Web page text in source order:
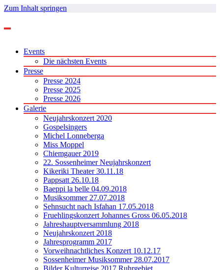
Zum Inhalt springen
Events
Die nächsten Events
Presse
Presse 2024
Presse 2025
Presse 2026
Galerie
Neujahrskonzert 2020
Gospelsingers
Michel Lonneberga
Miss Moppel
Chiemgauer 2019
22. Sossenheimer Neujahrskonzert
Kikeriki Theater 30.11.18
Pappsatt 26.10.18
Baeppi la belle 04.09.2018
Musiksommer 27.07.2018
Sehnsucht nach Isfahan 17.05.2018
Fruehlingskonzert Johannes Gross 06.05.2018
Jahreshauptversammlung 2018
Neujahrskonzert 2018
Jahresprogramm 2017
Vorweihnachtliches Konzert 10.12.17
Sossenheimer Musiksommer 28.07.2017
Bilder Kulturreise 2017 Ruhrgebiet